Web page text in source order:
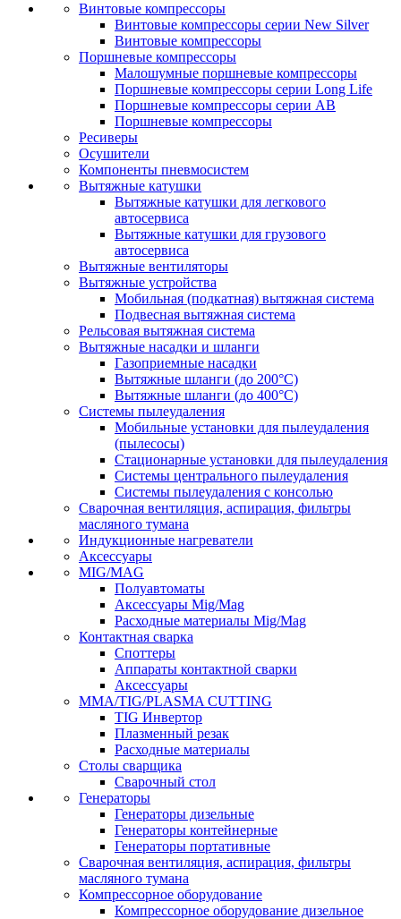
Винтовые компрессоры
Винтовые компрессоры серии New Silver
Винтовые компрессоры
Поршневые компрессоры
Малошумные поршневые компрессоры
Поршневые компрессоры серии Long Life
Поршневые компрессоры серии AB
Поршневые компрессоры
Ресиверы
Осушители
Компоненты пневмосистем
Вытяжные катушки
Вытяжные катушки для легкового
автосервиса
Вытяжные катушки для грузового
автосервиса
Вытяжные вентиляторы
Вытяжные устройства
Мобильная (подкатная) вытяжная система
Подвесная вытяжная система
Рельсовая вытяжная система
Вытяжные насадки и шланги
Газоприемные насадки
Вытяжные шланги (до 200°C)
Вытяжные шланги (до 400°C)
Системы пылеудаления
Мобильные установки для пылеудаления
(пылесосы)
Стационарные установки для пылеудаления
Системы центрального пылеудаления
Системы пылеудаления с консолью
Сварочная вентиляция, аспирация, фильтры
масляного тумана
Индукционные нагреватели
Аксессуары
MIG/MAG
Полуавтоматы
Аксессуары Mig/Mag
Расходные материалы Mig/Mag
Контактная сварка
Споттеры
Аппараты контактной сварки
Аксессуары
MMA/TIG/PLASMA CUTTING
TIG Инвертор
Плазменный резак
Расходные материалы
Столы сварщика
Сварочный стол
Генераторы
Генераторы дизельные
Генераторы контейнерные
Генераторы портативные
Сварочная вентиляция, аспирация, фильтры
масляного тумана
Компрессорное оборудование
Компрессорное оборудование дизельное